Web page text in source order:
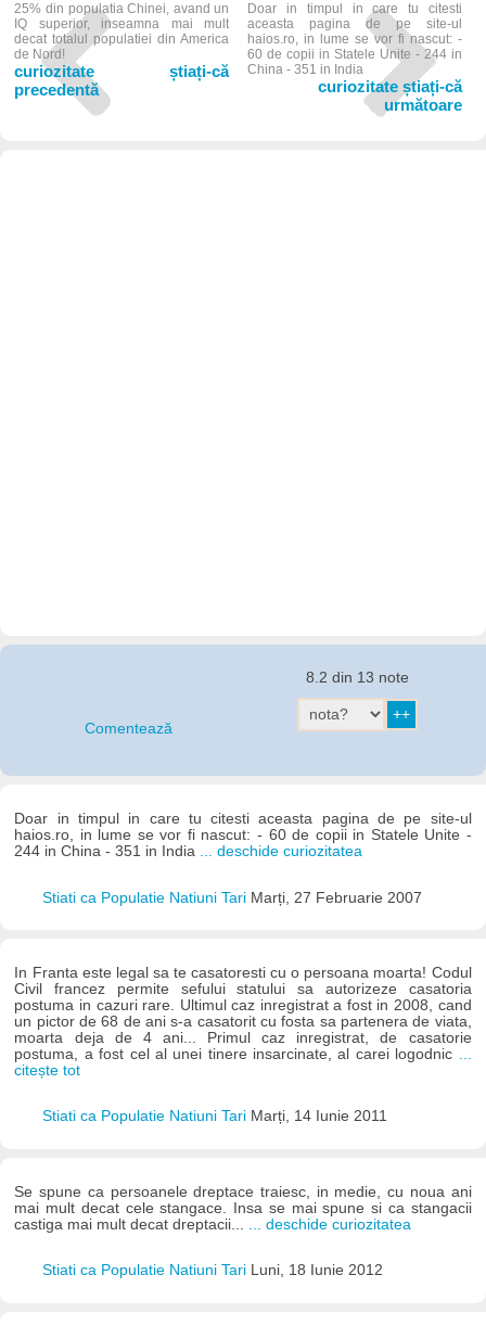
25% din populatia Chinei, avand un
IQ superior, inseamna mai mult
decat totalul populatiei din America
de Nord!
curiozitate știați-că
precedentă
Doar in timpul in care tu citesti
aceasta pagina de pe site-ul
haios.ro, in lume se vor fi nascut: -
60 de copii in Statele Unite - 244 in
China - 351 in India
curiozitate știați-că
următoare
Comentează
8.2 din 13 note
Doar in timpul in care tu citesti aceasta pagina de pe site-ul
haios.ro, in lume se vor fi nascut: - 60 de copii in Statele Unite -
244 in China - 351 in India ... deschide curiozitatea
Stiati ca Populatie Natiuni Tari Marți, 27 Februarie 2007
In Franta este legal sa te casatoresti cu o persoana moarta! Codul
Civil francez permite sefului statului sa autorizeze casatoria
postuma in cazuri rare. Ultimul caz inregistrat a fost in 2008, cand
un pictor de 68 de ani s-a casatorit cu fosta sa partenera de viata,
moarta deja de 4 ani... Primul caz inregistrat, de casatorie
postuma, a fost cel al unei tinere insarcinate, al carei logodnic ...
citește tot
Stiati ca Populatie Natiuni Tari Marți, 14 Iunie 2011
Se spune ca persoanele dreptace traiesc, in medie, cu noua ani
mai mult decat cele stangace. Insa se mai spune si ca stangacii
castiga mai mult decat dreptacii...
... deschide curiozitatea
Stiati ca Populatie Natiuni Tari Luni, 18 Iunie 2012